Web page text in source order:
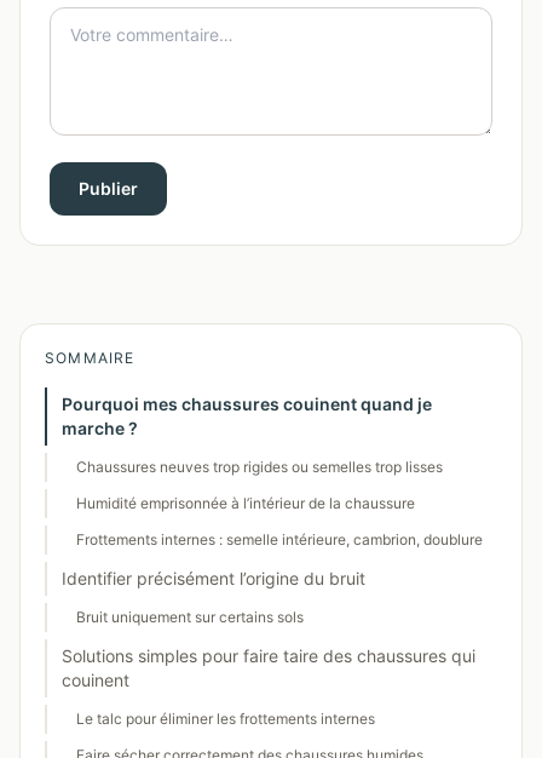
Publier
SOMMAIRE
Pourquoi mes chaussures couinent quand je
marche ?
Chaussures neuves trop rigides ou semelles trop lisses
Humidité emprisonnée à l’intérieur de la chaussure
Frottements internes : semelle intérieure, cambrion, doublure
Identifier précisément l’origine du bruit
Bruit uniquement sur certains sols
Solutions simples pour faire taire des chaussures qui
couinent
Le talc pour éliminer les frottements internes